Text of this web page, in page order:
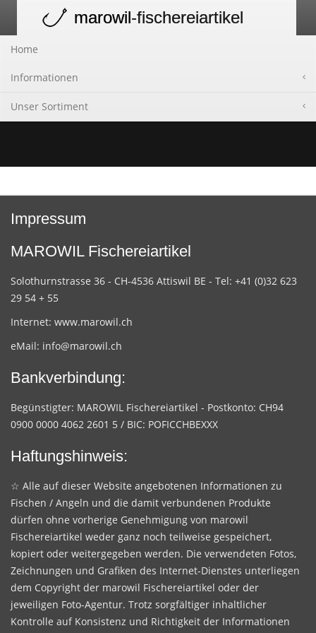
navigation
marowil-fischereiartikel
Home
Informationen
Unser Sortiment
Impressum
MAROWIL Fischereiartikel
Solothurnstrasse 36 - CH-4536 Attiswil BE - Tel: +41 (0)32 623
29 54 + 55
Internet: www.marowil.ch
eMail: info@marowil.ch
Bankverbindung:
Begünstigter: MAROWIL Fischereiartikel - Postkonto: CH94
0900 0000 4062 2601 5 / BIC: POFICCHBEXXX
Haftungshinweis:
☆ Alle auf dieser Website angebotenen Informationen zu
Fischen / Angeln und die damit verbundenen Produkte
dürfen ohne vorherige Genehmigung von marowil
Fischereiartikel weder ganz noch teilweise gespeichert,
kopiert oder weitergegeben werden. Die verwendeten Fotos,
Zeichnungen und Grafiken des Internet-Dienstes unterliegen
dem Copyright der marowil Fischereiartikel oder der
jeweiligen Foto-Agentur. Trotz sorgfältiger inhaltlicher
Kontrolle auf Konsistenz und Richtigkeit der Informationen